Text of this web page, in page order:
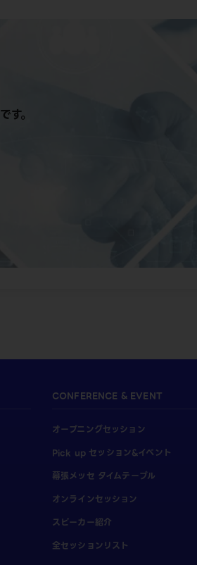
。
CONFERENCE & EVENT
オープニングセッション
Pick up セッション&イベント
幕張メッセ タイムテーブル
オンラインセッション
スピーカー紹介
全セッションリスト